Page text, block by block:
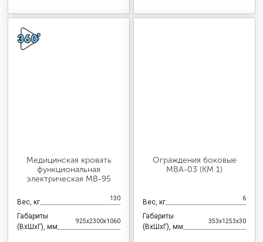
Медицинская кровать
функциональная
электрическая МВ-95
Вес, кг 130
Габариты
(ВхШхГ), мм
925x2300x1060
Ограждения боковые
MBA-03 (КМ 1)
Вес, кг 6
Габариты
(ВхШхГ), мм
353x1253x30